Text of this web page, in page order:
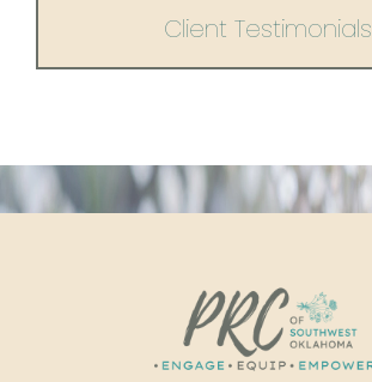
Client Testimonials